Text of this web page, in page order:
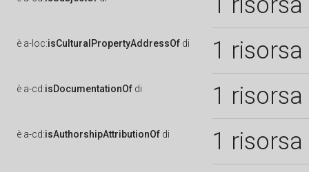
è a-loc:isCulturalPropertyAddressOf di 1 risorsa
è a-cd:isDocumentationOf di 1 risorsa
è a-cd:isAuthorshipAttributionOf di 1 risorsa